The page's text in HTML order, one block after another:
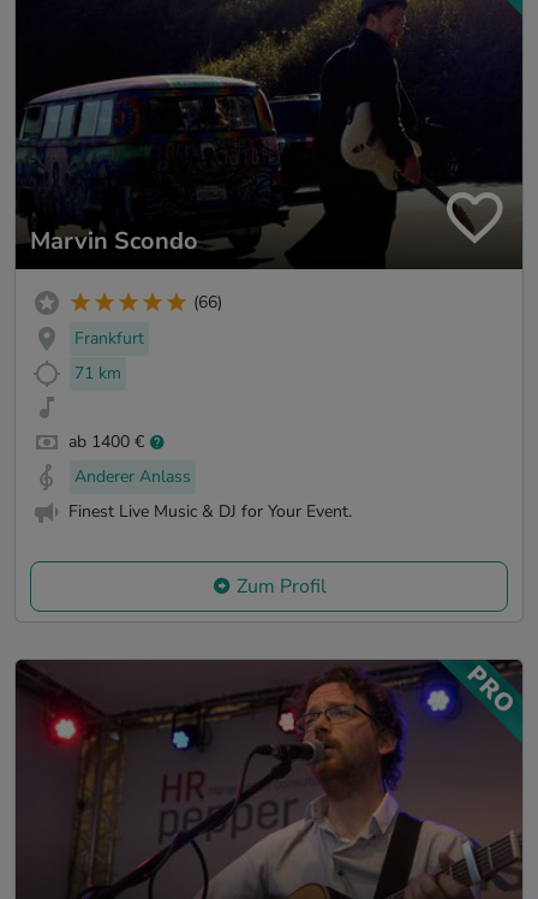
Marvin Scondo
(66)
Frankfurt
71 km
ab 1400 €
Anderer Anlass
Finest Live Music & DJ for Your Event.
Zum Profil